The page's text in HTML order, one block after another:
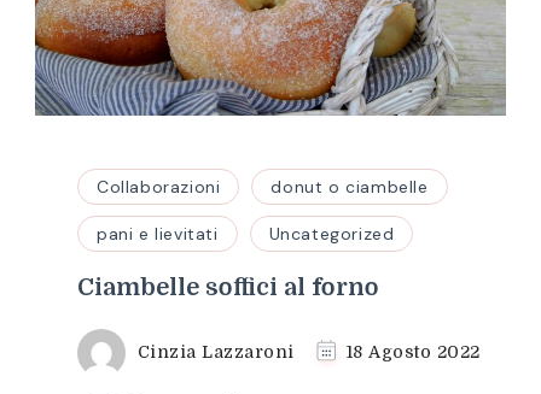
Collaborazioni donut o ciambelle
pani e lievitati Uncategorized
Ciambelle soffici al forno
Cinzia Lazzaroni 18 Agosto 2022